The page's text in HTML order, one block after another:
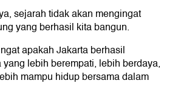
sejarah tidak akan mengingat
yang berhasil kita bangun.
apakah Jakarta berhasil
lebih berempati, lebih berdaya,
mampu hidup bersama dalam